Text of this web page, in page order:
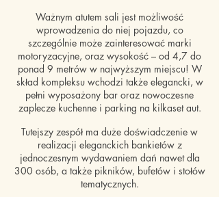
Ważnym atutem sali jest możliwość
wprowadzenia do niej pojazdu, co
szczególnie może zainteresować marki
motoryzacyjne, oraz wysokość – od 4,7 do
ponad 9 metrów w najwyższym miejscu! W
skład kompleksu wchodzi także elegancki, w
pełni wyposażony bar oraz nowoczesne
zaplecze kuchenne i parking na kilkaset aut.
Tutejszy zespół ma duże doświadczenie w
realizacji eleganckich bankietów z
jednoczesnym wydawaniem dań nawet dla
300 osób, a także pikników, bufetów i stołów
tematycznych.